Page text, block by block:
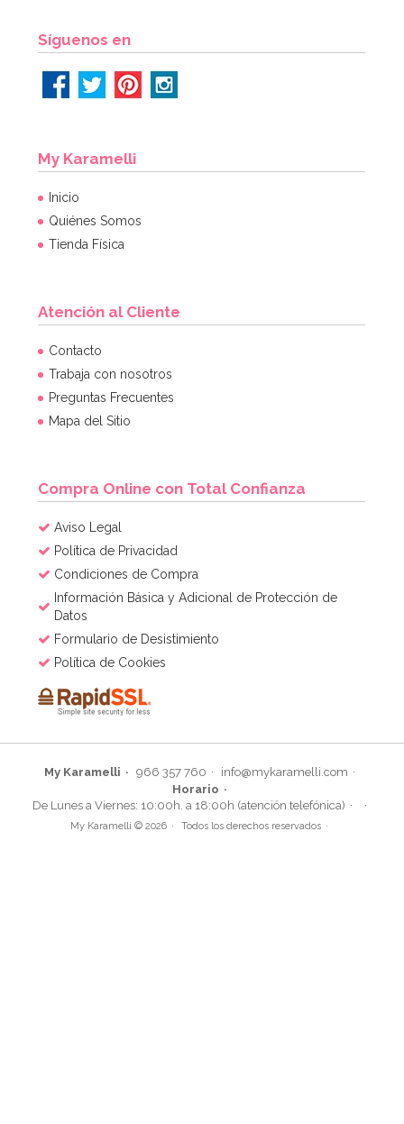
Síguenos en
My Karamelli
Inicio
Quiénes Somos
Tienda Física
Atención al Cliente
Contacto
Trabaja con nosotros
Preguntas Frecuentes
Mapa del Sitio
Compra Online con Total Confianza
Aviso Legal
Política de Privacidad
Condiciones de Compra
Información Básica y Adicional de Protección de
Datos
Formulario de Desistimiento
Política de Cookies
My Karamelli 966 357 760
info@mykaramelli.com
Horario
De Lunes a Viernes: 10:00h. a 18:00h (atención telefónica)
My Karamelli © 2026 Todos los derechos reservados